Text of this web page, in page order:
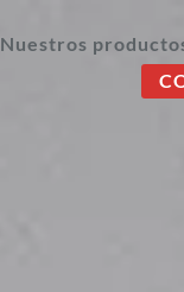
Nuestros